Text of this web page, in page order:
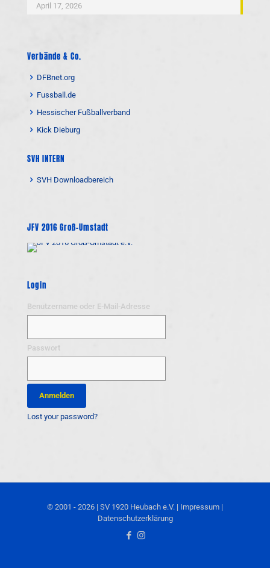
April 17, 2026
Verbände & Co.
DFBnet.org
Fussball.de
Hessischer Fußballverband
Kick Dieburg
SVH INTERN
SVH Downloadbereich
JFV 2016 Groß-Umstadt
Login
Benutzername oder E-Mail-Adresse
Passwort
Lost your password?
© 2001 - 2026 | SV 1920 Heubach e.V. | Impressum |
Datenschutzerklärung